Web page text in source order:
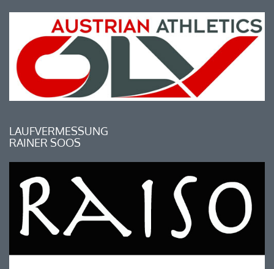
LAUFVERMESSUNG
RAINER SOOS